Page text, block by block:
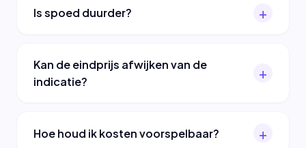
Is spoed duurder?
Kan de eindprijs afwijken van de
indicatie?
Hoe houd ik kosten voorspelbaar?